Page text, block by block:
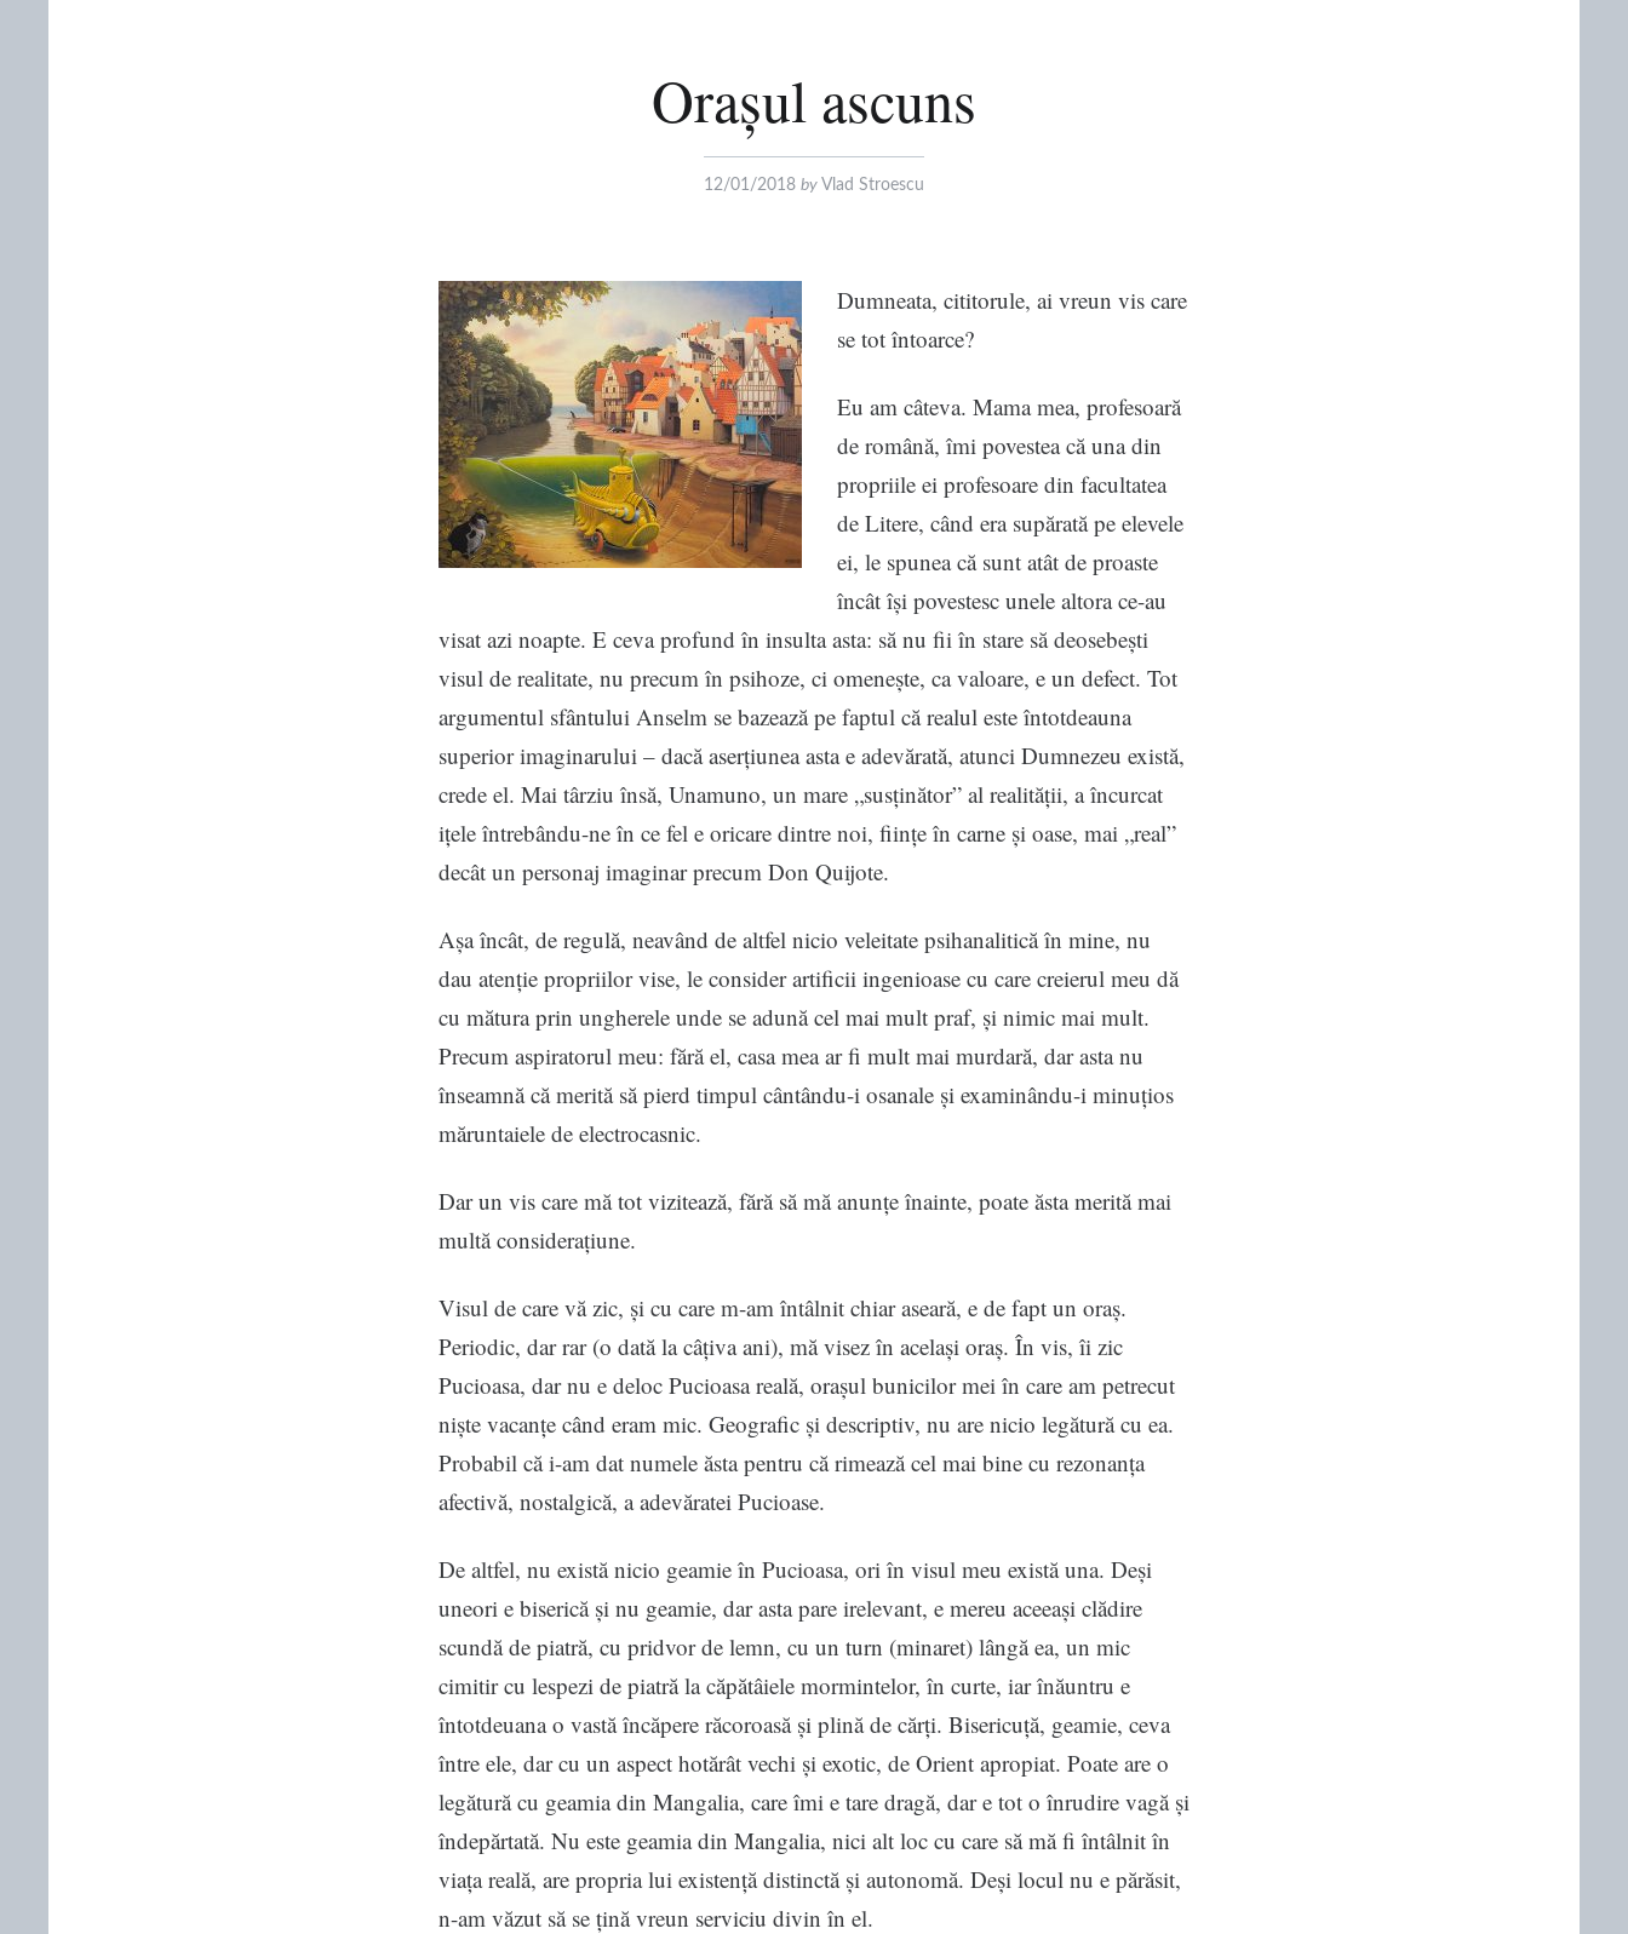
Orașul ascuns
12/01/2018 by Vlad Stroescu
Dumneata, cititorule, ai vreun vis care
se tot întoarce?
Eu am câteva. Mama mea, profesoară
de română, îmi povestea că una din
propriile ei profesoare din facultatea
de Litere, când era supărată pe elevele
ei, le spunea că sunt atât de proaste
încât își povestesc unele altora ce-au
visat azi noapte. E ceva profund în insulta asta: să nu fii în stare să deosebești
visul de realitate, nu precum în psihoze, ci omenește, ca valoare, e un defect. Tot
argumentul sfântului Anselm se bazează pe faptul că realul este întotdeauna
superior imaginarului – dacă aserțiunea asta e adevărată, atunci Dumnezeu există,
crede el. Mai târziu însă, Unamuno, un mare „susținător” al realității, a încurcat
ițele întrebându-ne în ce fel e oricare dintre noi, ființe în carne și oase, mai „real”
decât un personaj imaginar precum Don Quijote.
Așa încât, de regulă, neavând de altfel nicio veleitate psihanalitică în mine, nu
dau atenție propriilor vise, le consider artificii ingenioase cu care creierul meu dă
cu mătura prin ungherele unde se adună cel mai mult praf, și nimic mai mult.
Precum aspiratorul meu: fără el, casa mea ar fi mult mai murdară, dar asta nu
înseamnă că merită să pierd timpul cântându-i osanale și examinându-i minuțios
măruntaiele de electrocasnic.
Dar un vis care mă tot vizitează, fără să mă anunțe înainte, poate ăsta merită mai
multă considerațiune.
Visul de care vă zic, și cu care m-am întâlnit chiar aseară, e de fapt un oraș.
Periodic, dar rar (o dată la câțiva ani), mă visez în același oraș. În vis, îi zic
Pucioasa, dar nu e deloc Pucioasa reală, orașul bunicilor mei în care am petrecut
niște vacanțe când eram mic. Geografic și descriptiv, nu are nicio legătură cu ea.
Probabil că i-am dat numele ăsta pentru că rimează cel mai bine cu rezonanța
afectivă, nostalgică, a adevăratei Pucioase.
De altfel, nu există nicio geamie în Pucioasa, ori în visul meu există una. Deși
uneori e biserică și nu geamie, dar asta pare irelevant, e mereu aceeași clădire
scundă de piatră, cu pridvor de lemn, cu un turn (minaret) lângă ea, un mic
cimitir cu lespezi de piatră la căpătâiele mormintelor, în curte, iar înăuntru e
întotdeuana o vastă încăpere răcoroasă și plină de cărți. Bisericuță, geamie, ceva
între ele, dar cu un aspect hotărât vechi și exotic, de Orient apropiat. Poate are o
legătură cu geamia din Mangalia, care îmi e tare dragă, dar e tot o înrudire vagă și
îndepărtată. Nu este geamia din Mangalia, nici alt loc cu care să mă fi întâlnit în
viața reală, are propria lui existență distinctă și autonomă. Deși locul nu e părăsit,
n-am văzut să se țină vreun serviciu divin în el.